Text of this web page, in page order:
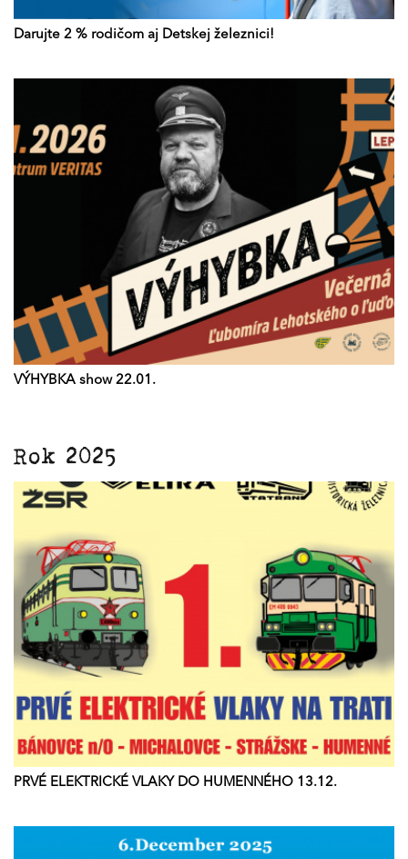
Darujte 2 % rodičom aj Detskej železnici!
VÝHYBKA show 22.01.
Rok 2025
PRVÉ ELEKTRICKÉ VLAKY DO HUMENNÉHO 13.12.